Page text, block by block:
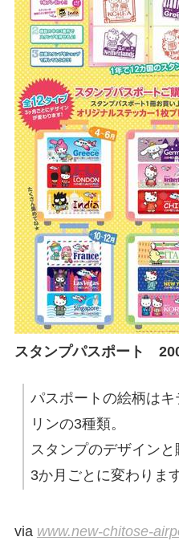
スタンプパスポート 200
パスポートの絵柄は
リンの3種類。
スタンプのデザイン
3か月ごとに変わります
via www.new-chitose-